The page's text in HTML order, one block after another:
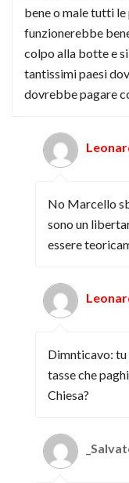
bene o male tutti
funzionerebbe
colpo alla botte e
tantissimi paesi
dovrebbe pagare
No Marcello
sono un
essere
Dimnticavo: tu
tasse che
Chiesa?